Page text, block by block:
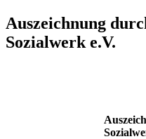
Auszeichnung
Sozialwerk e.V.
Ausze